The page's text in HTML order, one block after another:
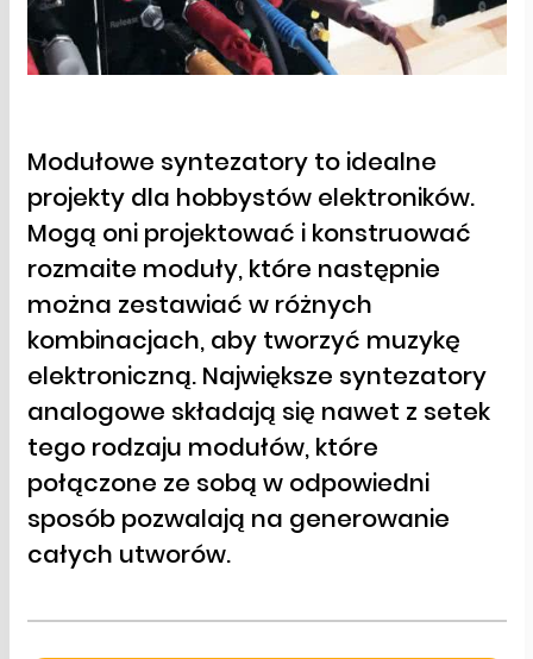
Modułowe syntezatory to idealne
projekty dla hobbystów elektroników.
Mogą oni projektować i konstruować
rozmaite moduły, które następnie
można zestawiać w różnych
kombinacjach, aby tworzyć muzykę
elektroniczną. Największe syntezatory
analogowe składają się nawet z setek
tego rodzaju modułów, które
połączone ze sobą w odpowiedni
sposób pozwalają na generowanie
całych utworów.